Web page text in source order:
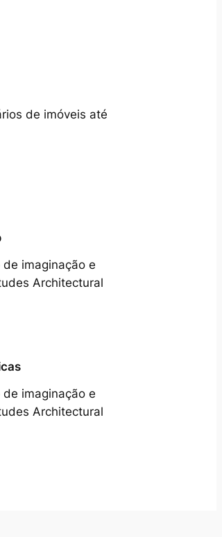
de imóveis até
imaginação e
Architectural
imaginação e
Architectural